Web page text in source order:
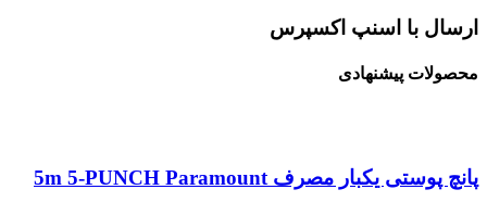
ارسال با اسنپ اکسپرس
محصولات پیشنهادی
پانچ پوستی یکبار مصرف 5m 5-PUNCH Paramount